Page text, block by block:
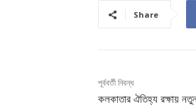
Share
পূর্ববর্তী নিবন্ধ
কলকাতার ঐতিহ্য রক্ষায় নতুন